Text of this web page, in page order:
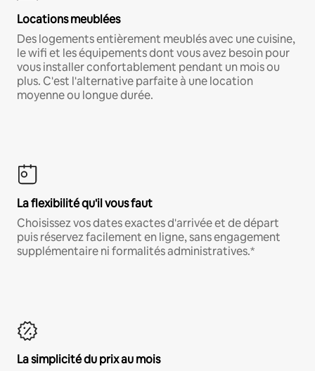
Locations meublées
Des logements entièrement meublés avec une cuisine,
le wifi et les équipements dont vous avez besoin pour
vous installer confortablement pendant un mois ou
plus. C'est l'alternative parfaite à une location
moyenne ou longue durée.
La flexibilité qu'il vous faut
Choisissez vos dates exactes d'arrivée et de départ
puis réservez facilement en ligne, sans engagement
supplémentaire ni formalités administratives.*
La simplicité du prix au mois